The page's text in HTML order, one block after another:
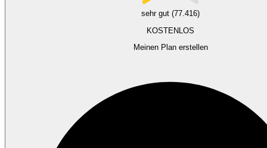
sehr gut (77.416)
KOSTENLOS
Meinen Plan erstellen